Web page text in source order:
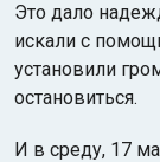
Это дало
искали с
установили
остановиться.
И в среду, 17